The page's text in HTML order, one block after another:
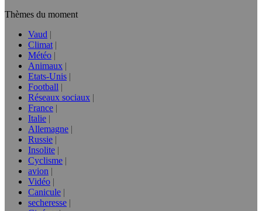
Thèmes du moment
Vaud
Climat
Météo
Animaux
Etats-Unis
Football
Réseaux sociaux
France
Italie
Allemagne
Russie
Insolite
Cyclisme
avion
Vidéo
Canicule
secheresse